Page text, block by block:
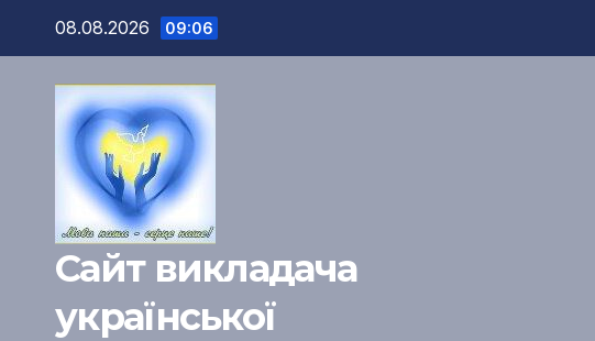
Перейти
содержимому
08.08.2026 09:06
Сайт викладача
української